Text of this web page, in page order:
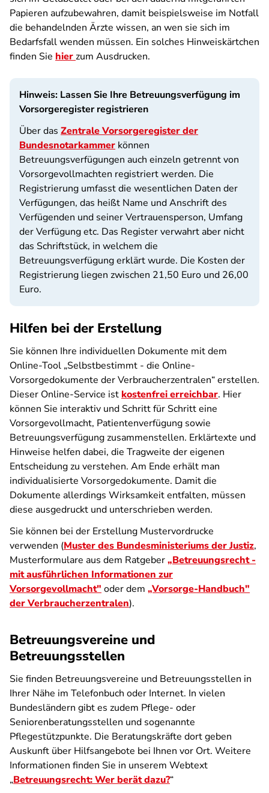
Papieren aufzubewahren, damit beispielsweise im Notfall
die behandelnden Ärzte wissen, an wen sie sich im
Bedarfsfall wenden müssen. Ein solches Hinweiskärtchen
finden Sie hierzum Ausdrucken.
Hinweis: Lassen Sie Ihre Betreuungsverfügung im
Vorsorgeregister registrieren
Über das Zentrale Vorsorgeregister der
Bundesnotarkammer können
Betreuungsverfügungen auch einzeln getrennt von
Vorsorgevollmachten registriert werden. Die
Registrierung umfasst die wesentlichen Daten der
Verfügungen, das heißt Name und Anschrift des
Verfügenden und seiner Vertrauensperson, Umfang
der Verfügung etc. Das Register verwahrt aber nicht
das Schriftstück, in welchem die
Betreuungsverfügung erklärt wurde. Die Kosten der
Registrierung liegen zwischen 21,50 Euro und 26,00
Euro.
Hilfen bei der Erstellung
Sie können Ihre individuellen Dokumente mit dem
Online-Tool „Selbstbestimmt - die Online-
Vorsorgedokumente der Verbraucherzentralen“ erstellen.
Dieser Online-Service ist kostenfrei erreichbar. Hier
können Sie interaktiv und Schritt für Schritt eine
Vorsorgevollmacht, Patientenverfügung sowie
Betreuungsverfügung zusammenstellen. Erklärtexte und
Hinweise helfen dabei, die Tragweite der eigenen
Entscheidung zu verstehen. Am Ende erhält man
individualisierte Vorsorgedokumente. Damit die
Dokumente allerdings Wirksamkeit entfalten, müssen
diese ausgedruckt und unterschrieben werden.
Sie können bei der Erstellung Mustervordrucke
verwenden (Muster des Bundesministeriums der Justiz,
Musterformulare aus dem Ratgeber„Betreuungsrecht -
mit ausführlichen Informationen zur
Vorsorgevollmacht" oder dem „Vorsorge-Handbuch"
der Verbraucherzentralen).
Betreuungsvereine und
Betreuungsstellen
Sie finden Betreuungsvereine und Betreuungsstellen in
Ihrer Nähe im Telefonbuch oder Internet. In vielen
Bundesländern gibt es zudem Pflege- oder
Seniorenberatungsstellen und sogenannte
Pflegestützpunkte. Die Beratungskräfte dort geben
Auskunft über Hilfsangebote bei Ihnen vor Ort. Weitere
Informationen finden Sie in unserem Webtext
„Betreuungsrecht: Wer berät dazu?“